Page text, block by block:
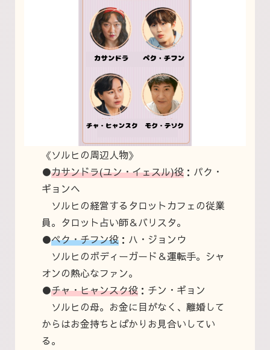
《ソルヒの周辺人物》
●カサンドラ(ユン・イェスル)役 ：パク・
ギョンヘ
ソルヒの経営するタロットカフェの従業
員。タロット占い師＆バリスタ。
●ペク・チフン役 ：ハ・ジョンウ
ソルヒのボディーガード＆運転手。シャ
オンの熱心なファン。
●チャ・ヒャンスク役 ：チン・ギョン
ソルヒの母。お金に目がなく、離婚して
からはお金持ちとばかりお見合いしてい
る。